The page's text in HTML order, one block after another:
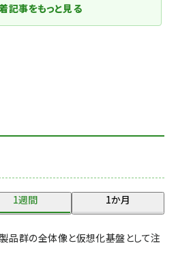
1週間 1か月
品群の全体像と仮想化基盤として注
記事をもっと見る